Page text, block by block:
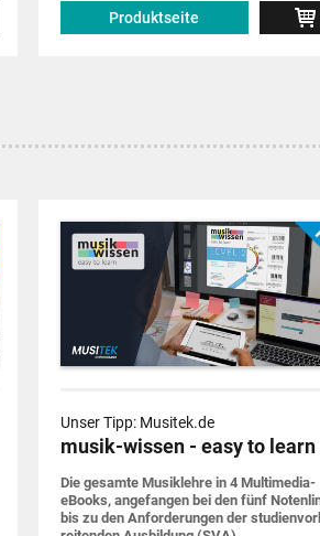
Produktseite
Unser Tipp: Musitek.de
musik-wissen - easy to learn
Die gesamte Musik­lehre in 4 Multimedia-
eBooks, ange­fangen bei den fünf
bis zu den Anforde­rungen der